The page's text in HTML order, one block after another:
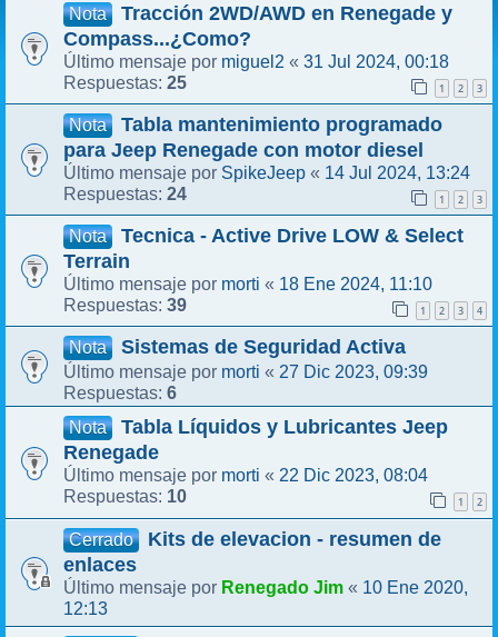
Nota
Tracción 2WD/AWD en Renegade y
Compass...¿Como?
Último mensaje por miguel2 « 31 Jul 2024, 00:18
Respuestas: 25 1 2 3
Nota
Tabla mantenimiento programado
para Jeep Renegade con motor diesel
Último mensaje por SpikeJeep « 14 Jul 2024, 13:24
Respuestas: 24 1 2 3
Nota
Tecnica - Active Drive LOW & Select
Terrain
Último mensaje por morti « 18 Ene 2024, 11:10
Respuestas: 39 1 2 3 4
Nota Sistemas de Seguridad Activa
Último mensaje por morti « 27 Dic 2023, 09:39
Respuestas: 6
Nota
Tabla Líquidos y Lubricantes Jeep
Renegade
Último mensaje por morti « 22 Dic 2023, 08:04
Respuestas: 10 1 2
Cerrado
Kits de elevacion - resumen de
enlaces
Último mensaje por Renegado Jim « 10 Ene 2020,
12:13